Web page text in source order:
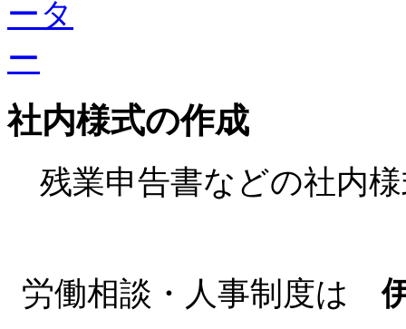
社内様式の作成
残業申告書などの社内
労働相談・人事制度は